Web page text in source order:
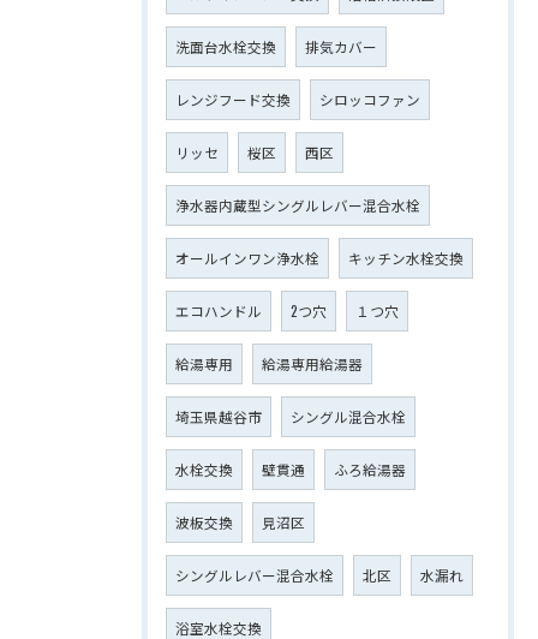
洗面台水栓交換 排気カバー
レンジフード交換 シロッコファン
リッセ 桜区 西区
浄水器内蔵型シングルレバー混合水栓
オールインワン浄水栓 キッチン水栓交換
エコハンドル 2つ穴 １つ穴
給湯専用 給湯専用給湯器
埼玉県越谷市 シングル混合水栓
水栓交換 壁貫通 ふろ給湯器
波板交換 見沼区
シングルレバー混合水栓 北区 水漏れ
浴室水栓交換